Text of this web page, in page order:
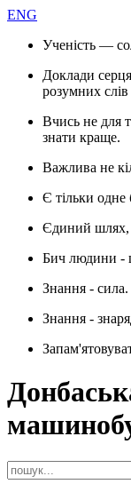
ENG
Ученість —
Доклади
розумних слів
Вчись не для
знати краще.
Важлива не
Є тільки одне
Єдиний шлях,
Бич людини -
Знання - сила.
Знання -